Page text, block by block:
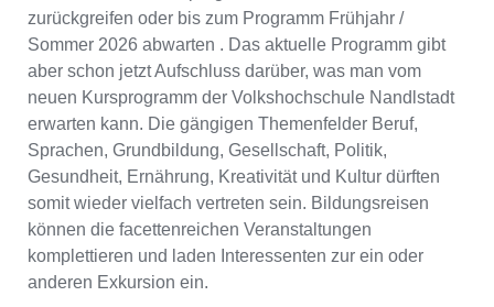
zurückgreifen oder bis zum Programm Frühjahr /
Sommer 2026 abwarten . Das aktuelle Programm gibt
aber schon jetzt Aufschluss darüber, was man vom
neuen Kursprogramm der Volkshochschule Nandlstadt
erwarten kann. Die gängigen Themenfelder Beruf,
Sprachen, Grundbildung, Gesellschaft, Politik,
Gesundheit, Ernährung, Kreativität und Kultur dürften
somit wieder vielfach vertreten sein. Bildungsreisen
können die facettenreichen Veranstaltungen
komplettieren und laden Interessenten zur ein oder
anderen Exkursion ein.